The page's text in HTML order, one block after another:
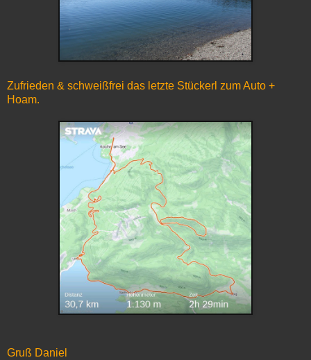
Zufrieden & schweißfrei das letzte Stückerl zum Auto +
Hoam.
Gruß Daniel